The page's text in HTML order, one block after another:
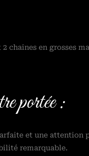
chaines en grosses
portée :
et une attention
remarquable.